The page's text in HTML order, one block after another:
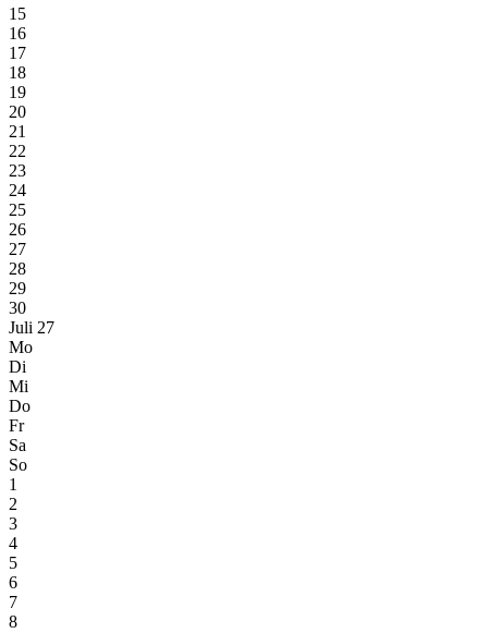
15
16
17
18
19
20
21
22
23
24
25
26
27
28
29
30
Juli 27
Mo
Di
Mi
Do
Fr
Sa
So
1
2
3
4
5
6
7
8